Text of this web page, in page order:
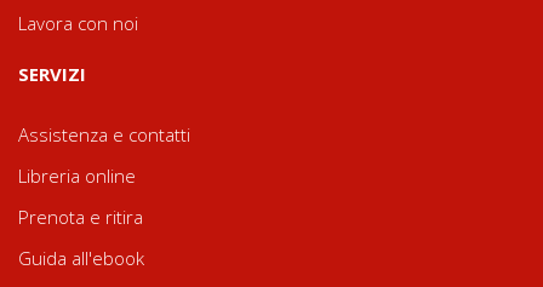
Lavora con noi
SERVIZI
Assistenza e contatti
Libreria online
Prenota e ritira
Guida all'ebook